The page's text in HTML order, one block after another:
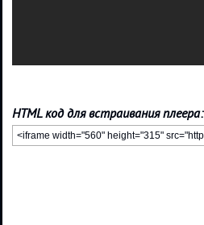
HTML код для встраивания плеера: